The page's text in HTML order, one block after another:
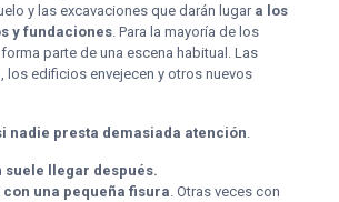
y las excavaciones que darán lugar a los
y fundaciones. Para la mayoría de los
parte de una escena habitual. Las
los edificios envejecen y otros nuevos
nadie presta demasiada atención
suele llegar después.
con una pequeña fisura . Otras veces con